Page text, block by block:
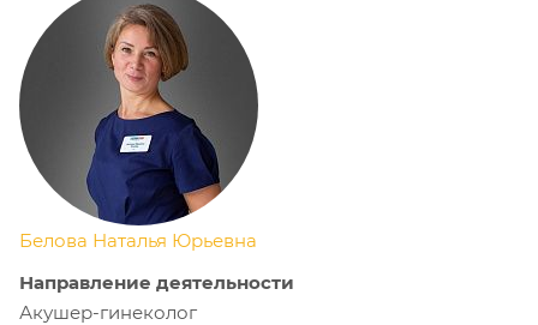
Белова Наталья Юрьевна
Направление деятельности
Акушер-гинеколог